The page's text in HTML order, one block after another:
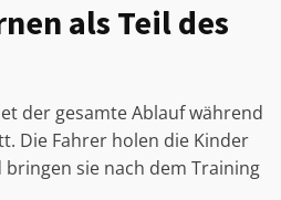
als Teil des
der gesamte Ablauf während
Die Fahrer holen die Kinder
sie nach dem Training